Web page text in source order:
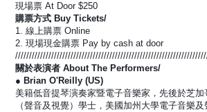
現場票 At Door $250
購票方式 Buy Tickets/
1. 線上購票 Online
2. 現場現金購票 Pay by cash at door
關於表演者 About The Performers/
● Brian O'Reilly (US)
美籍低音提琴演奏家暨電子音樂家，先後於芝
（聲音及視覺）學士，美國加州大學電子音樂